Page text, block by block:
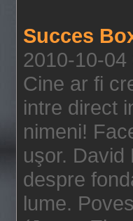
Succes
2010-10-04
Cine ar fi
intre direct
nimeni!
uşor.
despre
lume.